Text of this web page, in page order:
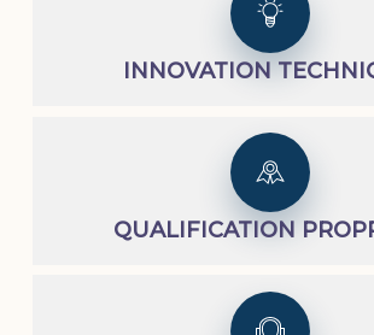
INNOVATION
QUALIFICATION